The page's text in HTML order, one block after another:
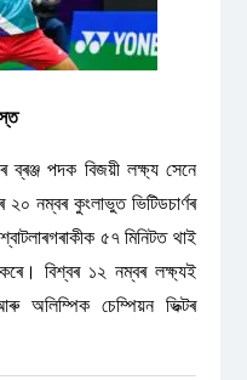
ব্ৰঞ্জ পদক বিজয়ী লক্ষ্য সেনে
নম্বৰ কুংলাভুত ভিটিডচাৰ্ণৰ
৫৭ মিনিটত থাই
বিশ্বৰ ১২ নম্বৰ লক্ষ্যই
অলিম্পিক চেম্পিয়ন ভিক্টৰ